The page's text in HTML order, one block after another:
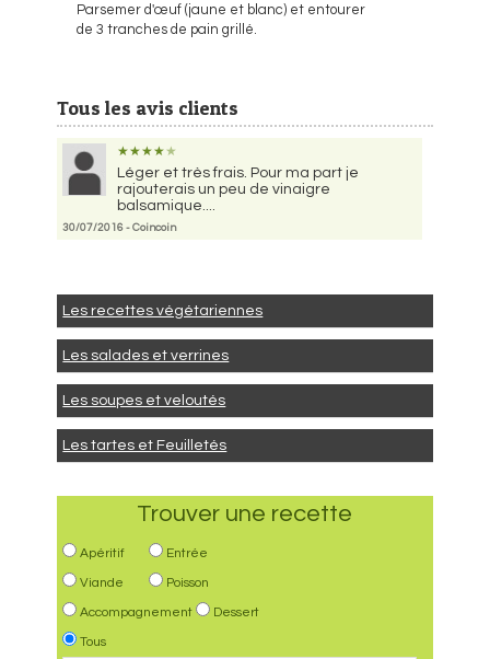
Parsemer d'œuf (jaune et blanc) et entourer
de 3 tranches de pain grillé.
Tous les avis clients
★★★★★
Léger et très frais. Pour ma part je
rajouterais un peu de vinaigre
balsamique....
30/07/2016 - Coincoin
Les recettes végétariennes
Les salades et verrines
Les soupes et veloutés
Les tartes et Feuilletés
Trouver une recette
Apéritif Entrée
Viande Poisson
Accompagnement Dessert
Tous